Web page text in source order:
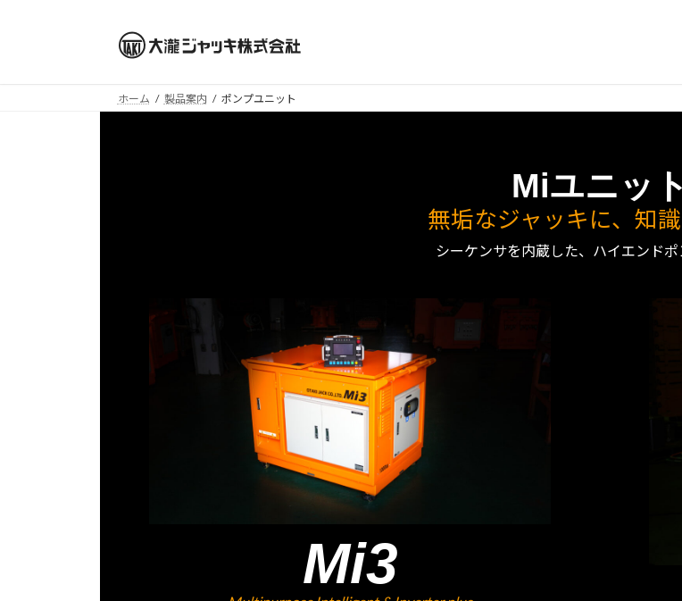
ホーム 製品案内 ポンプユニット
Miユニット
無垢なジャッキに、知
シーケンサを内蔵した、ハイエンドポ
Mi3